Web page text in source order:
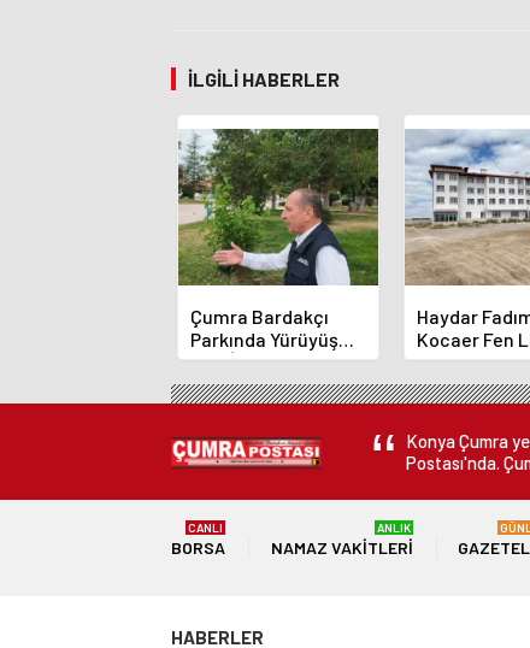
İLGILI HABERLER
Çumra Bardakçı
Parkında Yürüyüş
Yolu İçin Çalışmalar
Sürüyor
Haydar
Kocaer Fen
Gelindi
Konya Çumra
Postası'nda.
BORSA
CANLI
NAMAZ VAKITLERI
ANLIK
HABERLER